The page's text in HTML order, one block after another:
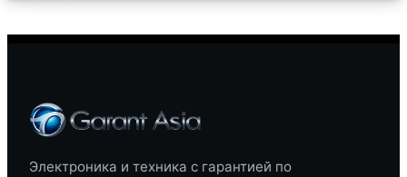
Электроника и техника с гарантией по